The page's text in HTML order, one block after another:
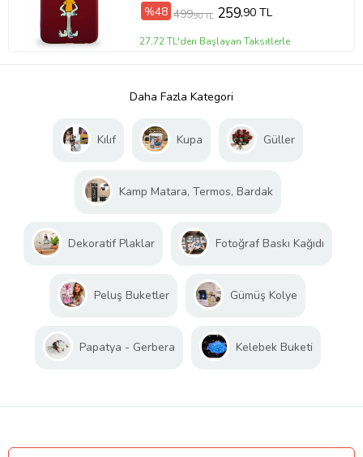
%48 499,90 TL 259,90 TL
27,72 TL'den Başlayan Taksitlerle
Daha Fazla Kategori
Kılıf Kupa Güller
Kamp Matara, Termos, Bardak
Dekoratif Plaklar Fotoğraf Baskı Kağıdı
Peluş Buketler Gümüş Kolye
Papatya - Gerbera Kelebek Buketi